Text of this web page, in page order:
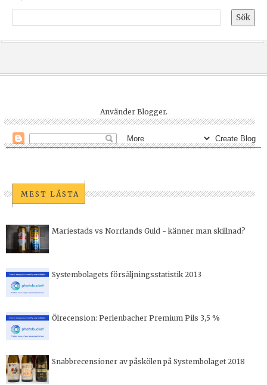
Använder Blogger.
MEST LÄSTA
Mariestads vs Norrlands Guld - känner man skillnad?
Systembolagets försäljningsstatistik 2013
Ölrecension: Perlenbacher Premium Pils 3,5 %
Snabbrecensioner av påskölen på Systembolaget 2018